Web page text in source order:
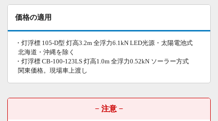
価格の適用
・灯浮標 105-D型 灯高3.2m 全浮力6.1kN LED光源・太陽電池式
北海道・沖縄を除く
・灯浮標 CB-100-123LS 灯高1.0m 全浮力0.52kN ソーラー方式
関東価格。現場車上渡し
− 注意 −